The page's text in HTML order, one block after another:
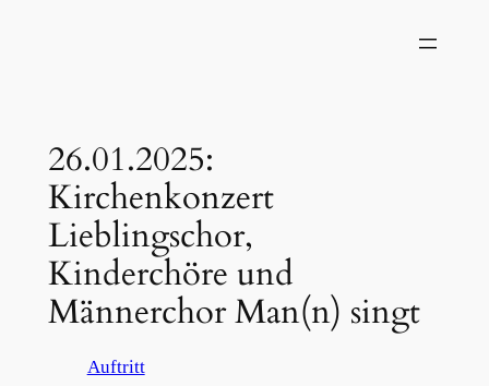
26.01.2025:
Kirchenkonzert
Lieblingschor,
Kinderchöre und
Männerchor Man(n) singt
Auftritt